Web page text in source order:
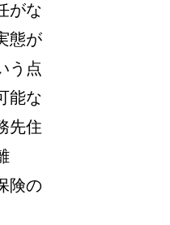
がな
態が
う点
能な
先住
険の